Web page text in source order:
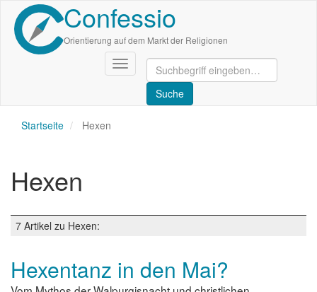
Direkt
zum
Inhalt
Confessio
Orientierung auf dem Markt der Religionen
Navigation
aktivieren/deaktivieren
Startseite Hexen
Hexen
7 Artikel zu Hexen:
Hexentanz in den Mai?